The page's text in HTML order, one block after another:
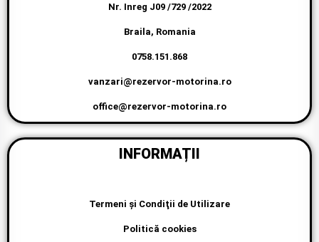
Nr. Inreg J09 /729 /2022
Braila, Romania
0758.151.868
vanzari@rezervor-motorina.ro
office@rezervor-motorina.ro
INFORMAȚII
Termeni şi Condiţii de Utilizare
Politică cookies